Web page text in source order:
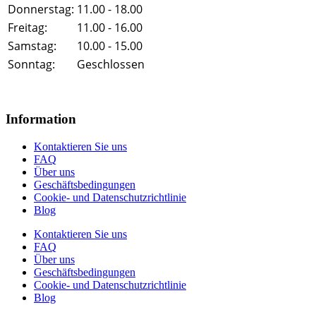
Donnerstag: 11.00 - 18.00
Freitag:
11.00 - 16.00
Samstag:
10.00 - 15.00
Sonntag:
Geschlossen
Information
Kontaktieren Sie uns
FAQ
Über uns
Geschäftsbedingungen
Cookie- und Datenschutzrichtlinie
Blog
Kontaktieren Sie uns
FAQ
Über uns
Geschäftsbedingungen
Cookie- und Datenschutzrichtlinie
Blog